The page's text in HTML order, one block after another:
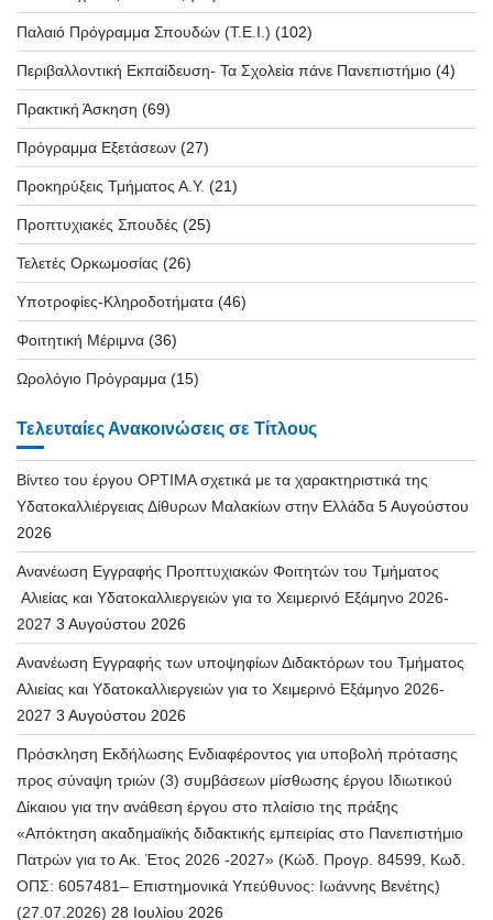
Παλαιό Πρόγραμμα Σπουδών (T.E.I.) (102)
Περιβαλλοντική Εκπαίδευση- Τα Σχολεία πάνε Πανεπιστήμιο (4)
Πρακτική Άσκηση (69)
Πρόγραμμα Εξετάσεων (27)
Προκηρύξεις Τμήματος Α.Υ. (21)
Προπτυχιακές Σπουδές (25)
Τελετές Ορκωμοσίας (26)
Υποτροφίες-Κληροδοτήματα (46)
Φοιτητική Μέριμνα (36)
Ωρολόγιο Πρόγραμμα (15)
Τελευταίες Ανακοινώσεις σε Τίτλους
Βίντεο του έργου OPTIMA σχετικά με τα χαρακτηριστικά της
Υδατοκαλλιέργειας Δίθυρων Μαλακίων στην Ελλάδα 5 Αυγούστου
2026
Ανανέωση Εγγραφής Προπτυχιακών Φοιτητών του Τμήματος
Αλιείας και Υδατοκαλλιεργειών για το Χειμερινό Εξάμηνο 2026-
2027 3 Αυγούστου 2026
Ανανέωση Εγγραφής των υποψηφίων Διδακτόρων του Τμήματος
Αλιείας και Υδατοκαλλιεργειών για το Χειμερινό Εξάμηνο 2026-
2027 3 Αυγούστου 2026
Πρόσκληση Εκδήλωσης Ενδιαφέροντος για υποβολή πρότασης
προς σύναψη τριών (3) συμβάσεων μίσθωσης έργου Ιδιωτικού
Δίκαιου για την ανάθεση έργου στο πλαίσιο της πράξης
«Απόκτηση ακαδημαϊκής διδακτικής εμπειρίας στο Πανεπιστήμιο
Πατρών για το Ακ. Έτος 2026 -2027» (Κώδ. Προγρ. 84599, Κωδ.
ΟΠΣ: 6057481– Επιστημονικά Υπεύθυνος: Ιωάννης Βενέτης)
(27.07.2026) 28 Ιουλίου 2026